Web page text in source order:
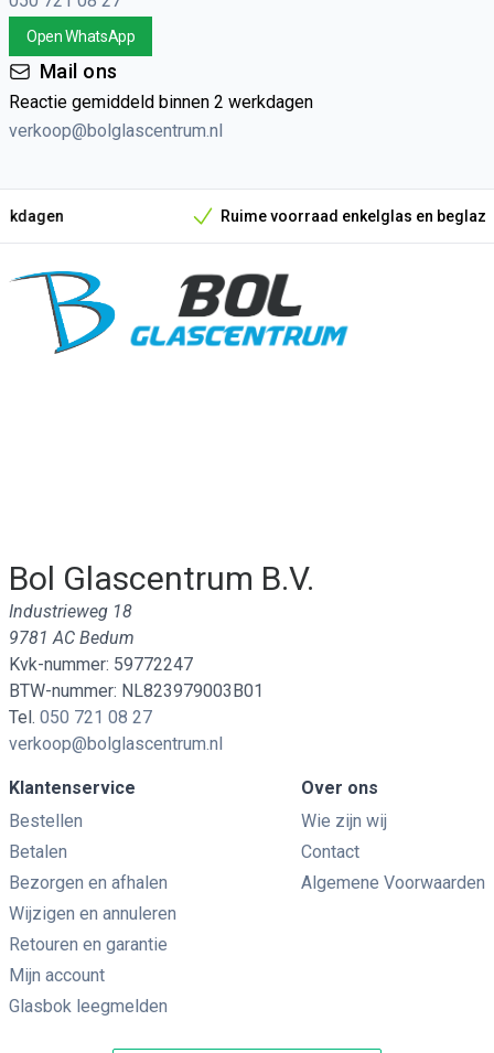
Open WhatsApp
Mail ons
Reactie gemiddeld binnen 2 werkdagen
verkoop@bolglascentrum.nl
Onze unieke verkoopargumenten
Ruime voorraad enkelglas en
Bol Glascentrum B.V.
Industrieweg 18
9781 AC Bedum
Kvk-nummer: 59772247
BTW-nummer: NL823979003B01
Tel. 050 721 08 27
verkoop@bolglascentrum.nl
Klantenservice
Bestellen
Betalen
Bezorgen en afhalen
Wijzigen en annuleren
Retouren en garantie
Mijn account
Glasbok leegmelden
Over ons
Wie zijn wij
Contact
Algemene Voorwaarden